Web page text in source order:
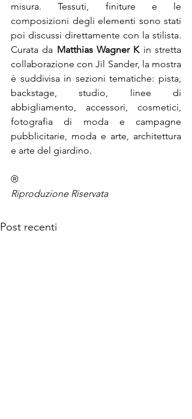
misura. Tessuti, finiture e le
composizioni degli elementi sono stati
poi discussi direttamente con la stilista.
Curata da Matthias Wagner K in stretta
collaborazione con Jil Sander, la mostra
è suddivisa in sezioni tematiche: pista,
backstage, studio, linee di
abbigliamento, accessori, cosmetici,
fotografia di moda e campagne
pubblicitarie, moda e arte, architettura
e arte del giardino.
®
Riproduzione Riservata
Post recenti